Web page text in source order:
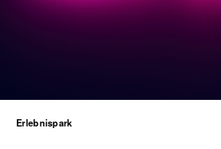
Karriere
Erlebnispark
Erlebnispark